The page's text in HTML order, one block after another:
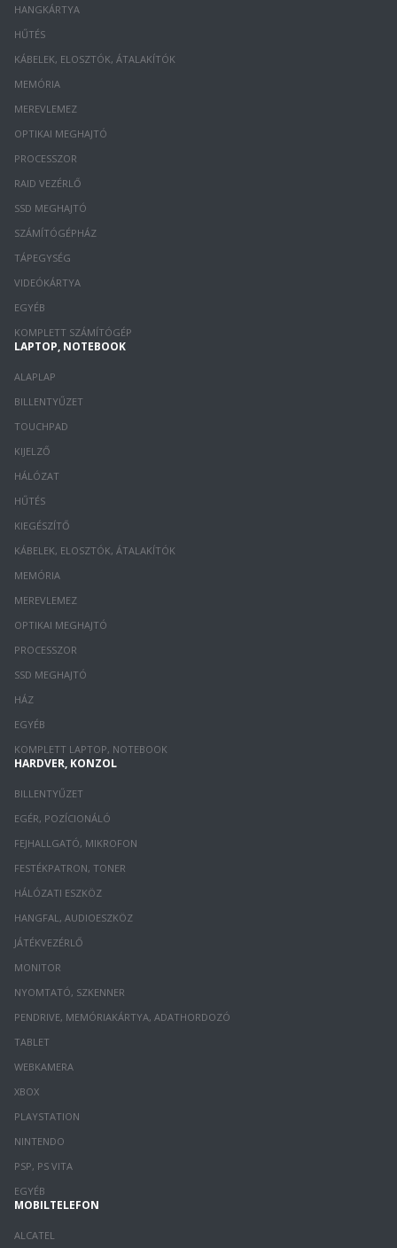
HANGKÁRTYA
HŰTÉS
KÁBELEK, ELOSZTÓK, ÁTALAKÍTÓK
MEMÓRIA
MEREVLEMEZ
OPTIKAI MEGHAJTÓ
PROCESSZOR
RAID VEZÉRLŐ
SSD MEGHAJTÓ
SZÁMÍTÓGÉPHÁZ
TÁPEGYSÉG
VIDEÓKÁRTYA
EGYÉB
KOMPLETT SZÁMÍTÓGÉP
LAPTOP, NOTEBOOK
ALAPLAP
BILLENTYŰZET
TOUCHPAD
KIJELZŐ
HÁLÓZAT
HŰTÉS
KIEGÉSZÍTŐ
KÁBELEK, ELOSZTÓK, ÁTALAKÍTÓK
MEMÓRIA
MEREVLEMEZ
OPTIKAI MEGHAJTÓ
PROCESSZOR
SSD MEGHAJTÓ
HÁZ
EGYÉB
KOMPLETT LAPTOP, NOTEBOOK
HARDVER, KONZOL
BILLENTYŰZET
EGÉR, POZÍCIONÁLÓ
FEJHALLGATÓ, MIKROFON
FESTÉKPATRON, TONER
HÁLÓZATI ESZKÖZ
HANGFAL, AUDIOESZKÖZ
JÁTÉKVEZÉRLŐ
MONITOR
NYOMTATÓ, SZKENNER
PENDRIVE, MEMÓRIAKÁRTYA, ADATHORDOZÓ
TABLET
WEBKAMERA
XBOX
PLAYSTATION
NINTENDO
PSP, PS VITA
EGYÉB
MOBILTELEFON
ALCATEL